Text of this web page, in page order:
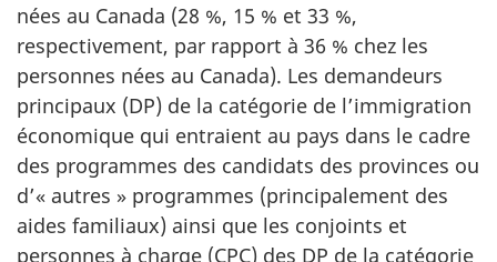
nées au Canada (28 %, 15 % et 33 %,
respectivement, par rapport à 36 % chez les
personnes nées au Canada). Les demandeurs
principaux (DP) de la catégorie de l’immigration
économique qui entraient au pays dans le cadre
des programmes des candidats des provinces ou
d’« autres » programmes (principalement des
aides familiaux) ainsi que les conjoints et
personnes à charge (CPC) des DP de la catégorie